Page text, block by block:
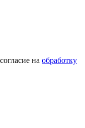
на обработку